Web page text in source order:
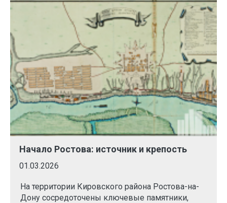
Начало Ростова: источник и крепость
01.03.2026
На территории Кировского района Ростова-на-
Дону сосредоточены ключевые памятники,